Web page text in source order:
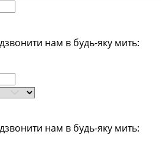
нам в будь-яку мить:
нам в будь-яку мить: